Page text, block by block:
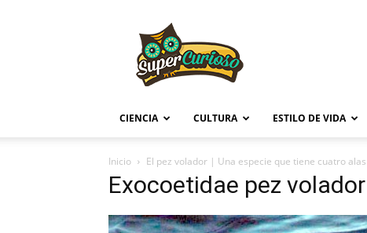
CIENCIA CULTURA ESTILO DE VIDA
Inicio El pez volador | Una especie que tiene cuatro alas
Exocoetidae pez volador